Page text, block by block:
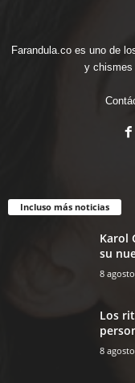
Farandula.co es uno de
y chismes
Incluso más noticias
Karol
su
8
Los
8